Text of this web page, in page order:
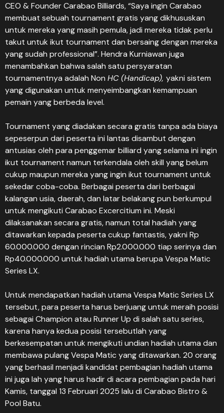
CEO & Founder Carabao Billiards, “Saya ingin Carabao
membuat sebuah tournament gratis yang dikhususkan
untuk mereka yang masih pemula, jadi mereka tidak perlu
takut untuk ikut tournament dan bersaing dengan mereka
yang sudah professional”. Hendra Kurniawan juga
menambahkan bahwa salah satu persyaratan
tournamentnya adalah Non HC(Handicap), yakni sistem
yang digunakan untuk menyeimbangkan kemampuan
pemain yang berbeda level.
Tournament yang diadakan secara gratis tanpa ada biaya
sepeserpun dari peserta ini lantas disambut dengan
antusias oleh para penggemar billiard yang selama ini ingin
ikut tournament namun terkendala oleh skill yang belum
cukup maupun mereka yang ingin ikut tournament untuk
sekedar coba-coba. Berbagai peserta dari berbagai
kalangan usia, daerah, dan latar belakang pun berkumpul
untuk mengikuti Carabao Excercitium ini. Meski
dilaksanakan secara gratis, namun total hadiah yang
ditawarkan kepada peserta cukup fantastis, yakni Rp
60.000.000 dengan rincian Rp2.000.000 tiap serinya dan
Rp40.000.000 untuk hadiah utama berupa Vespa Matic
Series LX.
Untuk mendapatkan hadiah utama Vespa Matic Series LX
tersebut, para peserta harus berjuang untuk meraih posisi
sebagai Champion atau Runner Up di salah satu series,
karena hanya kedua posisi tersebutlah yang
berkesempatan untuk mengikuti undian hadiah utama dan
membawa pulang Vespa Matic yang ditawarkan. 20 orang
yang berhasil menjadi kandidat pembagian hadiah utama
ini juga lah yang harus hadir di acara pembagian pada hari
Kamis, tanggal 13 Februari 2025 lalu di Carabao Bistro &
Pool Batu.